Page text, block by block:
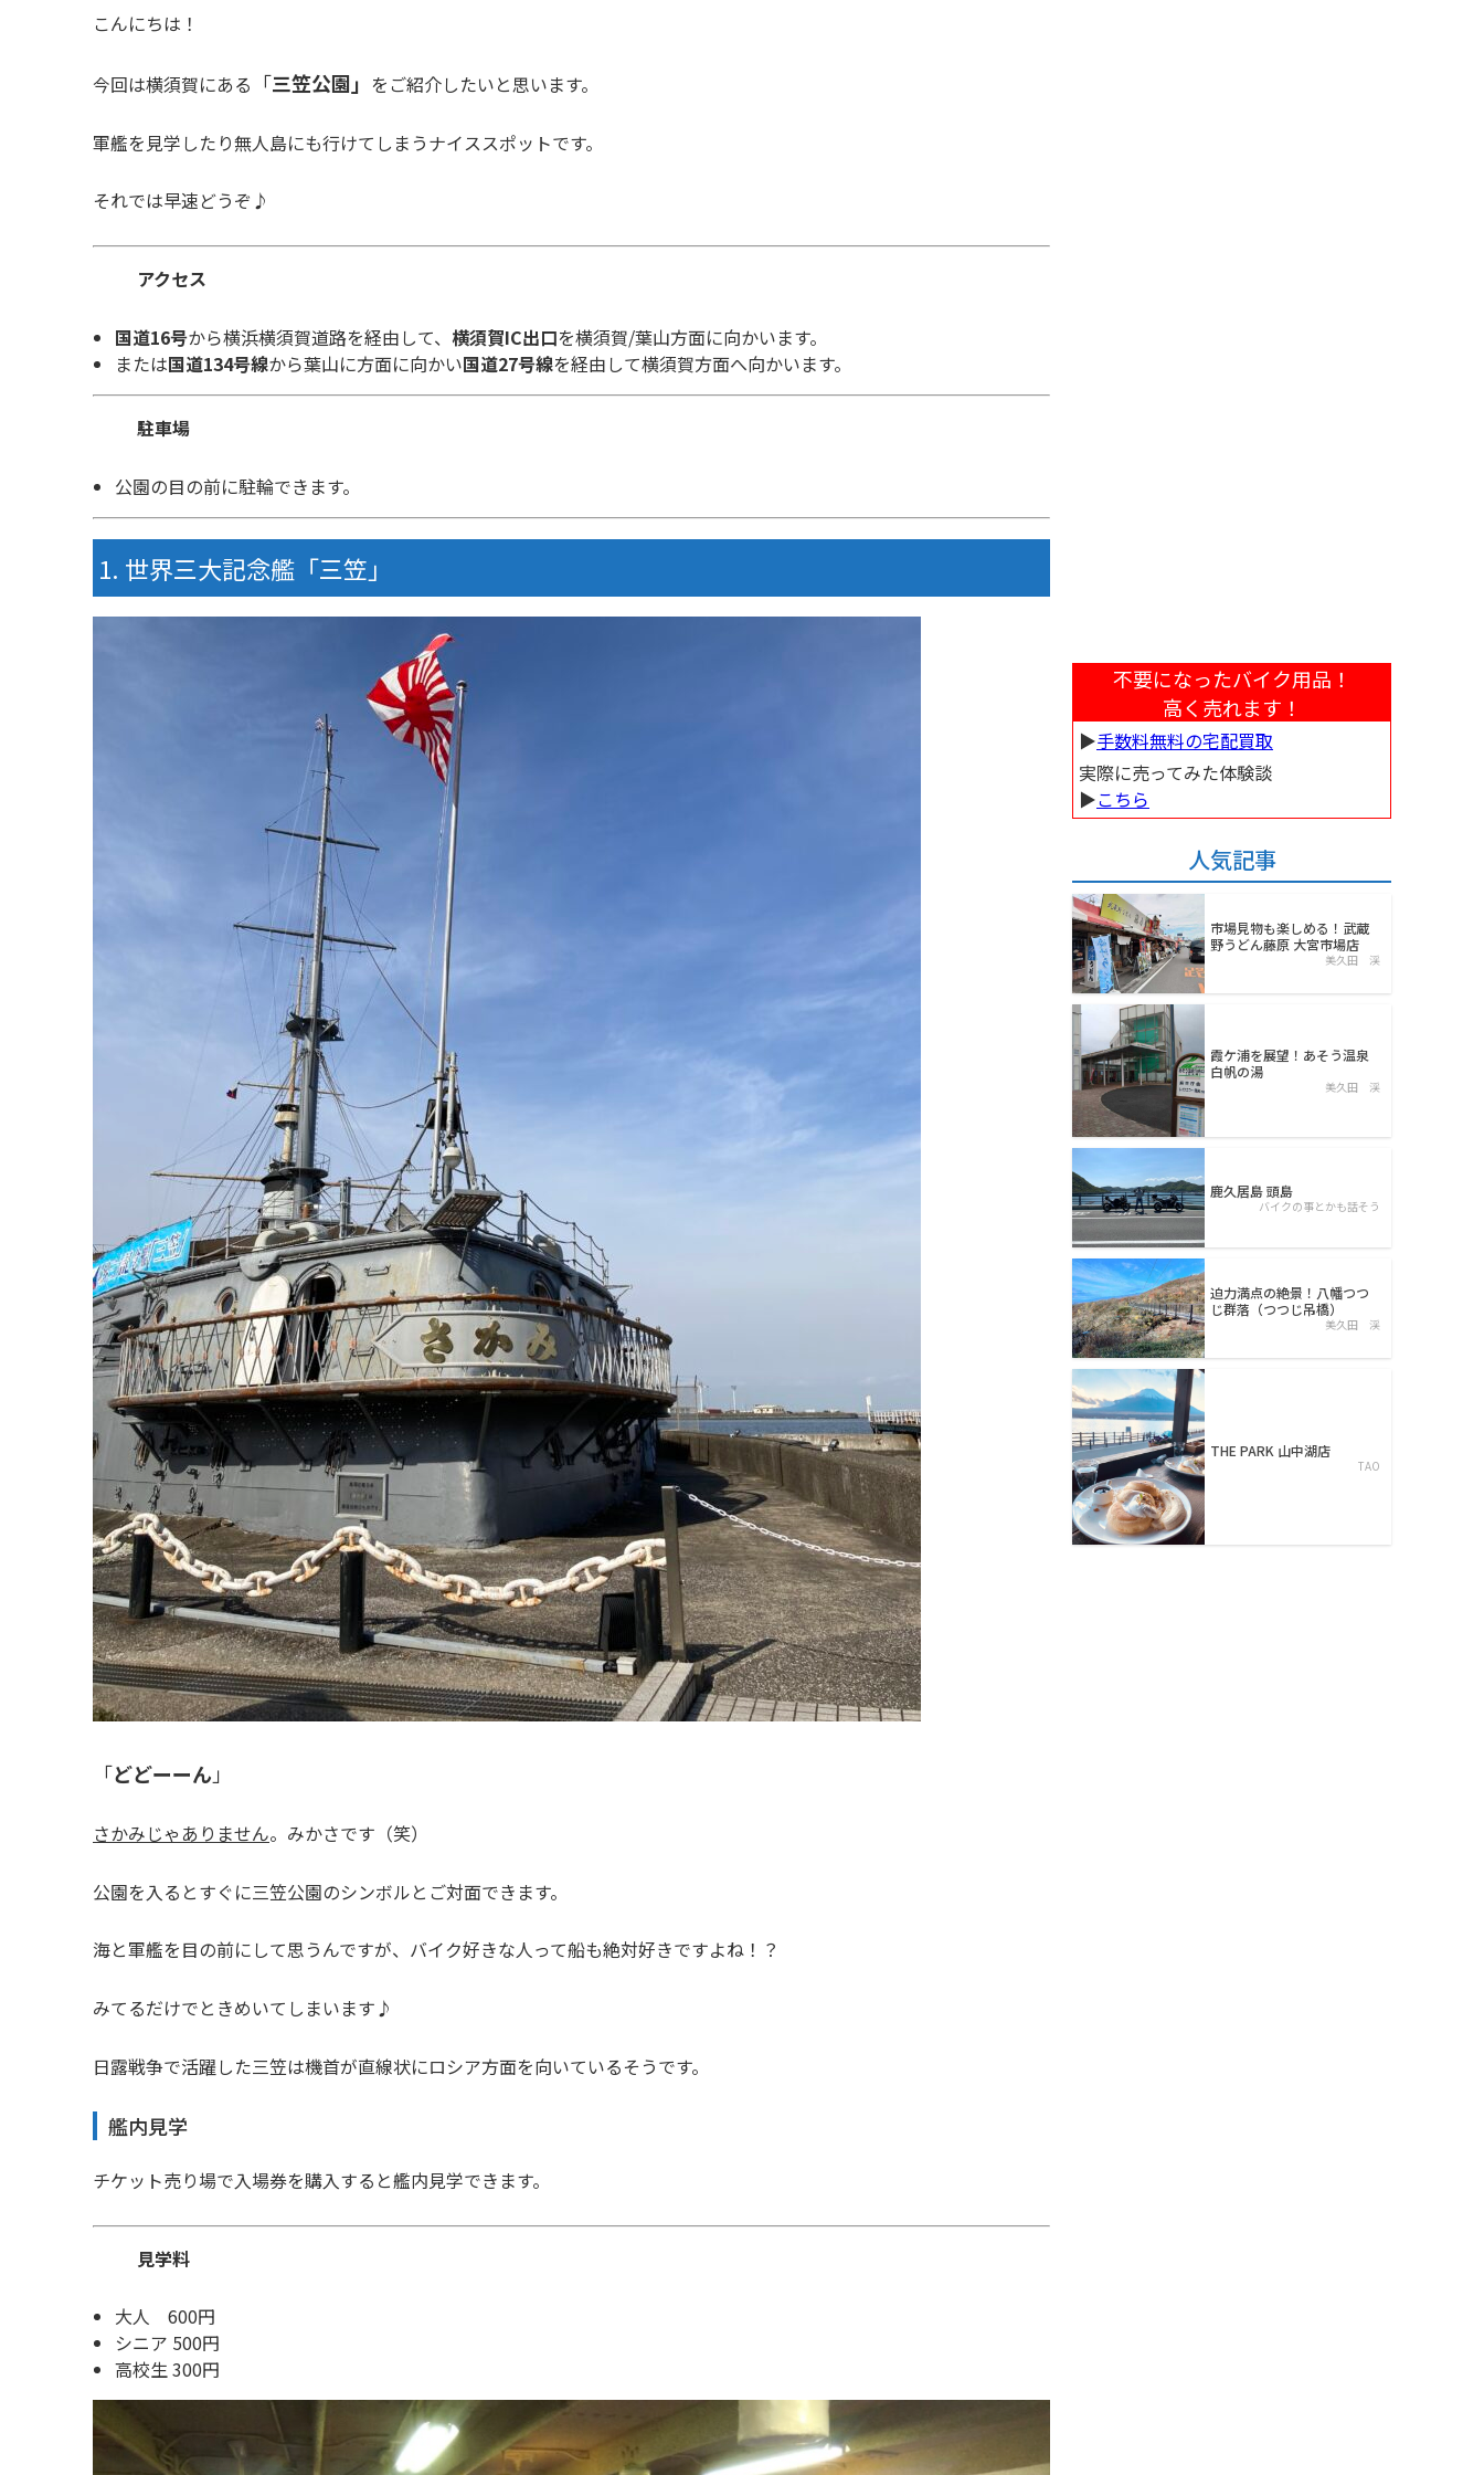
こんにちは！
今回は横須賀にある 「三笠公園」 をご紹介したいと思います。
軍艦を見学したり無人島にも行けてしまうナイススポットです。
それでは早速どうぞ♪
アクセス
国道16号から横浜横須賀道路を経由して、 横須賀IC出口を横須賀/葉山方面に向かいます。
または国道134号線から葉山に方面に向かい国道27号線を経由して横須賀方面へ向かいます。
駐車場
公園の目の前に駐輪できます。
世界三大記念艦「三笠」
「どどーーん 」
さかみじゃありません。みかさです（笑）
公園を入るとすぐに三笠公園のシンボルとご対面できます。
海と軍艦を目の前にして思うんですが、バイク好きな人って船も絶対好きですよね！？
みてるだけでときめいてしまいます♪
日露戦争で活躍した三笠は機首が直線状にロシア方面を向いているそうです。
艦内見学
チケット売り場で入場券を購入すると艦内見学できます。
見学料
大人 600円
シニア 500円
高校生 300円
不要になったバイク用品！
高く売れます！
▶︎手数料無料の宅配買取
実際に売ってみた体験談
▶︎こちら
人気記事
市場見物も楽しめる！武蔵
野うどん藤原 大宮市場店
美久田 渓
霞ケ浦を展望！あそう温泉
白帆の湯
美久田 渓
鹿久居島 頭島
バイクの事とかも話そう
迫力満点の絶景！八幡つつ
じ群落（つつじ吊橋）
美久田 渓
THE PARK 山中湖店
TAO